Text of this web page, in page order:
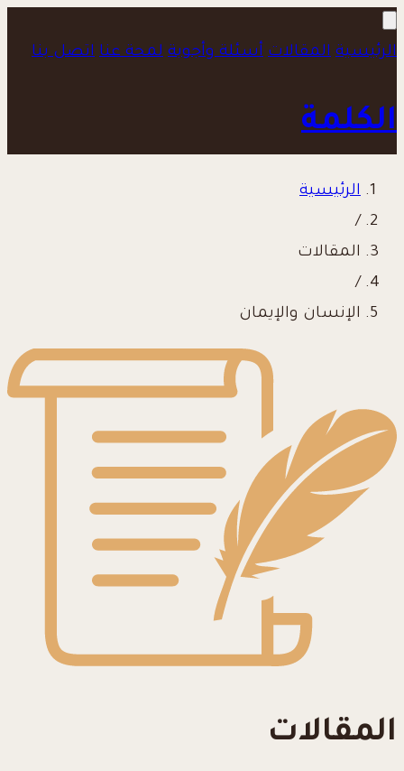
الرئيسية المقالات أسئلة وأجوبة لمحة عنا اتصل بنا
الكلمة
الرئيسية
/
المقالات
/
الإنسان والإيمان
المقالات